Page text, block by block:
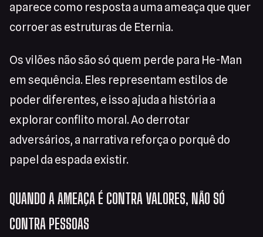
aparece como resposta a uma ameaça que quer
corroer as estruturas de Eternia.
Os vilões não são só quem perde para He-Man
em sequência. Eles representam estilos de
poder diferentes, e isso ajuda a história a
explorar conflito moral. Ao derrotar
adversários, a narrativa reforça o porquê do
papel da espada existir.
QUANDO A AMEAÇA É CONTRA VALORES, NÃO SÓ
CONTRA PESSOAS